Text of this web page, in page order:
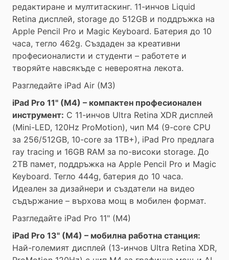
редактиране и мултитаскинг. 11-инчов Liquid
Retina дисплей, storage до 512GB и поддръжка на
Apple Pencil Pro и Magic Keyboard. Батерия до 10
часа, тегло 462g. Създаден за креативни
професионалисти и студенти – работете и
творяйте навсякъде с невероятна лекота.
Разгледайте iPad Air (M3)
iPad Pro 11" (M4) – компактен професионален
инструмент: С 11-инчов Ultra Retina XDR дисплей
(Mini-LED, 120Hz ProMotion), чип M4 (9-core CPU
за 256/512GB, 10-core за 1TB+), iPad Pro предлага
ray tracing и 16GB RAM за по-високи storage. До
2TB памет, поддръжка на Apple Pencil Pro и Magic
Keyboard. Тегло 444g, батерия до 10 часа.
Идеален за дизайнери и създатели на видео
съдържание – върхова мощ в мобилен формат.
Разгледайте iPad Pro 11" (M4)
iPad Pro 13" (M4) – мобилна работна станция:
Най-големият дисплей (13-инчов Ultra Retina XDR,